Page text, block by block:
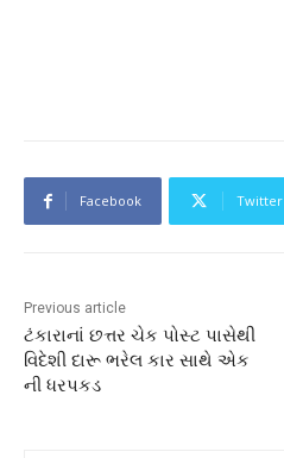
Facebook Twitter
Previous article
ટંકારાનાં છત્તર ચેક પોસ્ટ પાસેથી
વિદેશી દારૂ ભરેલ કાર સાથે એક
ની ધરપકડ